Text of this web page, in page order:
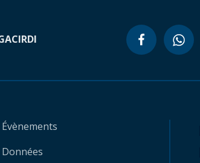
CIRDI
Évènements
Données